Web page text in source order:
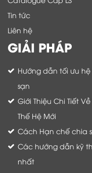
Tin tức
Liên hệ
GIẢI PHÁP
Hướng dẫn tối ưu
sạn
Giới Thiệu Chi Tiết
Thế Hệ Mới
Cách Hạn chế chia
Các hướng dẫn kỹ
nhất